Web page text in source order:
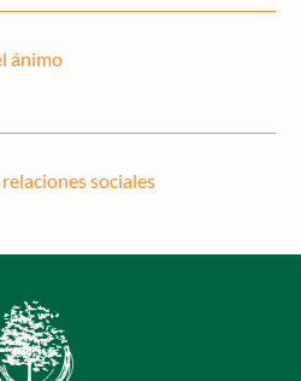
ánimo
sociales